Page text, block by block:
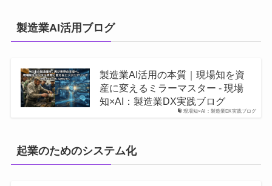
製造業AI活用ブログ
現場知×AI：製造業DX実践ブログ
製造業AI活用の本質｜現場知を資
産に変えるミラーマスター - 現場
知×AI：製造業DX実践ブログ
起業のためのシステム化